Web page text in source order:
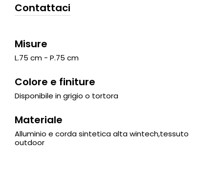
Contattaci
Misure
L.75 cm - P.75 cm
Colore e finiture
Disponibile in grigio o tortora
Materiale
Alluminio e corda sintetica alta wintech,tessuto
outdoor